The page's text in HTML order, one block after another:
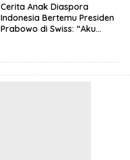
Cerita Anak Diaspora
Indonesia Bertemu Presiden
Prabowo di Swiss: “Aku